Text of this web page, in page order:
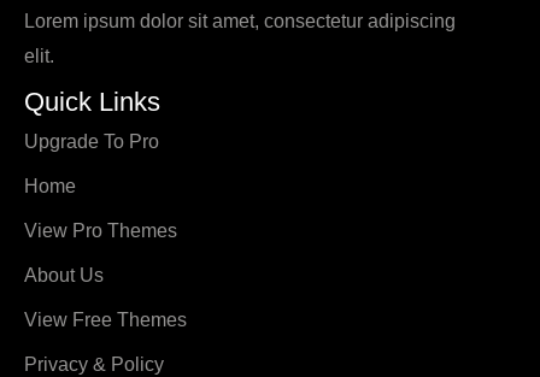
Lorem ipsum dolor sit amet, consectetur adipiscing
elit.
Quick Links
Upgrade To Pro
Home
View Pro Themes
About Us
View Free Themes
Privacy & Policy